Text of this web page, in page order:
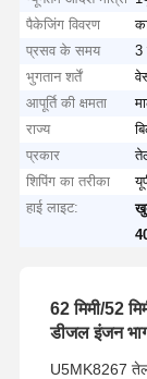
पैकेजिंग विवरण
प्रसव के समय
3
भुगतान शर्तें
आपूर्ति की क्षमता
राज्य
प्रकार
शिपिंग का तरीका
हाई लाइट:
62 मिमी/52
डीजल इंजन
U5MK8267